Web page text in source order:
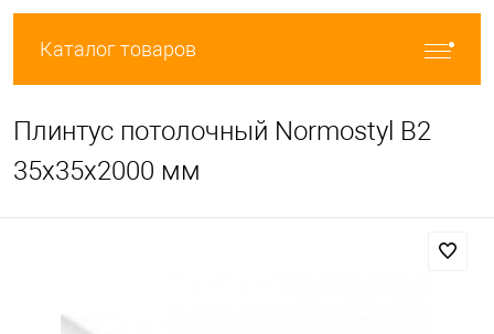
Каталог товаров
Плинтус потолочный Normostyl B2
35х35х2000 мм